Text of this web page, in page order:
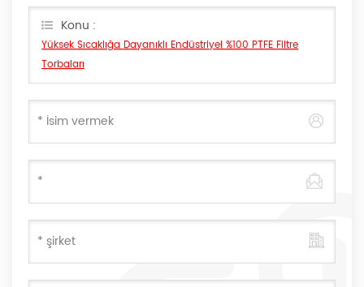
Konu :
Yüksek Sıcaklığa Dayanıklı Endüstriyel %100 PTFE Filtre
Torbaları